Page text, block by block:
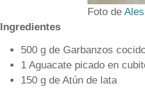
Foto de
Ingredientes
500 g de Garbanzos
1 Aguacate picado en
150 g de Atún de lata